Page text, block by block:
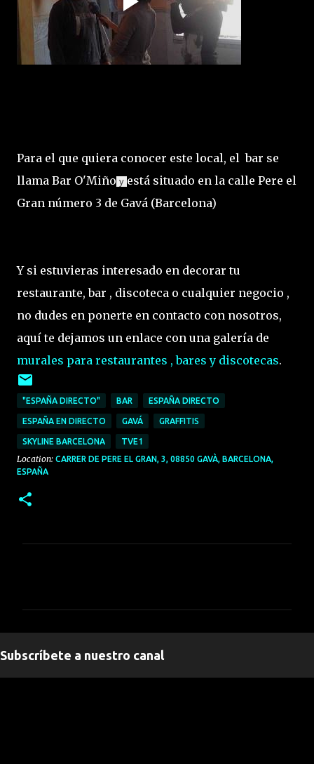
Para el que quiera conocer este local, el bar se
llama Bar O'Miño y está situado en la calle Pere el
Gran número 3 de Gavá (Barcelona)
Y si estuvieras interesado en decorar tu
restaurante, bar , discoteca o cualquier negocio ,
no dudes en ponerte en contacto con nosotros,
aquí te dejamos un enlace con una galería de
murales para restaurantes , bares y discotecas.
"ESPAÑA DIRECTO" BAR ESPAÑA DIRECTO
ESPAÑA EN DIRECTO GAVÁ GRAFFITIS
SKYLINE BARCELONA TVE1
Location: CARRER DE PERE EL GRAN, 3, 08850 GAVÀ, BARCELONA,
ESPAÑA
t
Subscríbete a nuestro canal